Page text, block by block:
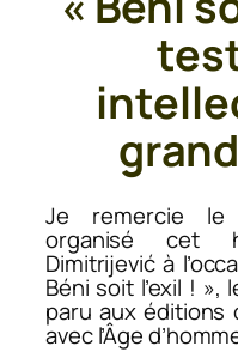
Je remercie le
organisé cet
Dimitrijević à
Béni soit l’exil !
paru aux éditions
avec l’Âge